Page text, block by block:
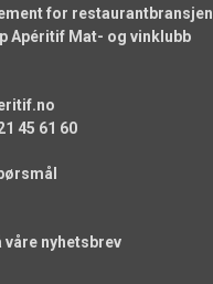
for restaurantbransjen
Apéritif Mat- og vinklubb
45 61 60
våre nyhetsbrev